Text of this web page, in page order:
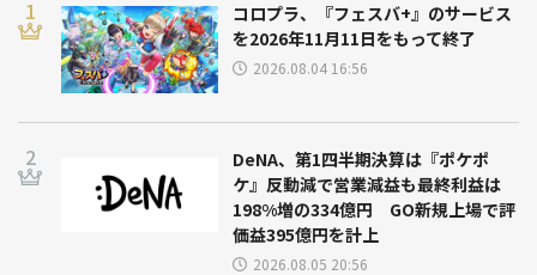
コロプラ、『フェスバ+』のサービス
を2026年11月11日をもって終了
2026.08.04 16:56
DeNA、第1四半期決算は『ポケポ
ケ』反動減で営業減益も最終利益は
198%増の334億円 GO新規上場で評
価益395億円を計上
2026.08.05 20:56